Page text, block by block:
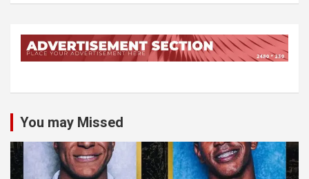
You may Missed